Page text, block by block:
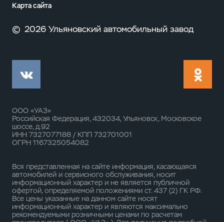
Карта сайта
© 2026 Ульяновский автомобильный завод
ООО «УАЗ»
Российская Федерация, 432034, Ульяновск, Московское
шоссе, д.92
ИНН 7327077188 / КПП 732701001
ОГРН 1167325054082
Вся представленная на сайте информация, касающаяся
автомобилей и сервисного обслуживания, носит
информационный характер и не является публичной
офертой, определяемой положениями ст. 437 (2) ГК РФ.
Все цены указанные на данном сайте носят
информационный характер и являются максимально
рекомендуемыми розничными ценами по расчетам